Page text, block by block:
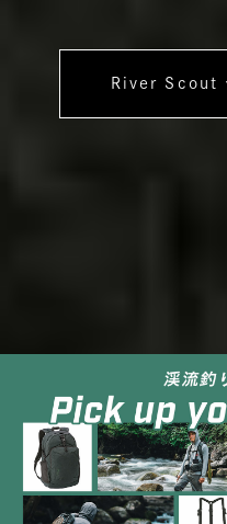
River Scout